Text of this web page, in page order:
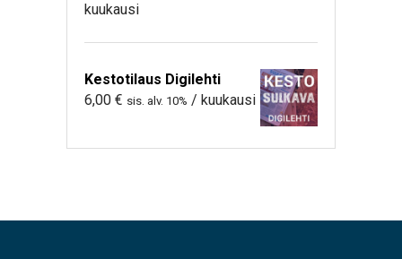
kuukausi
Kestotilaus Digilehti
6,00 € sis. alv. 10% / kuukausi